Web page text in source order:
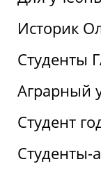
Историк
Студенты
Аграрный
Студент